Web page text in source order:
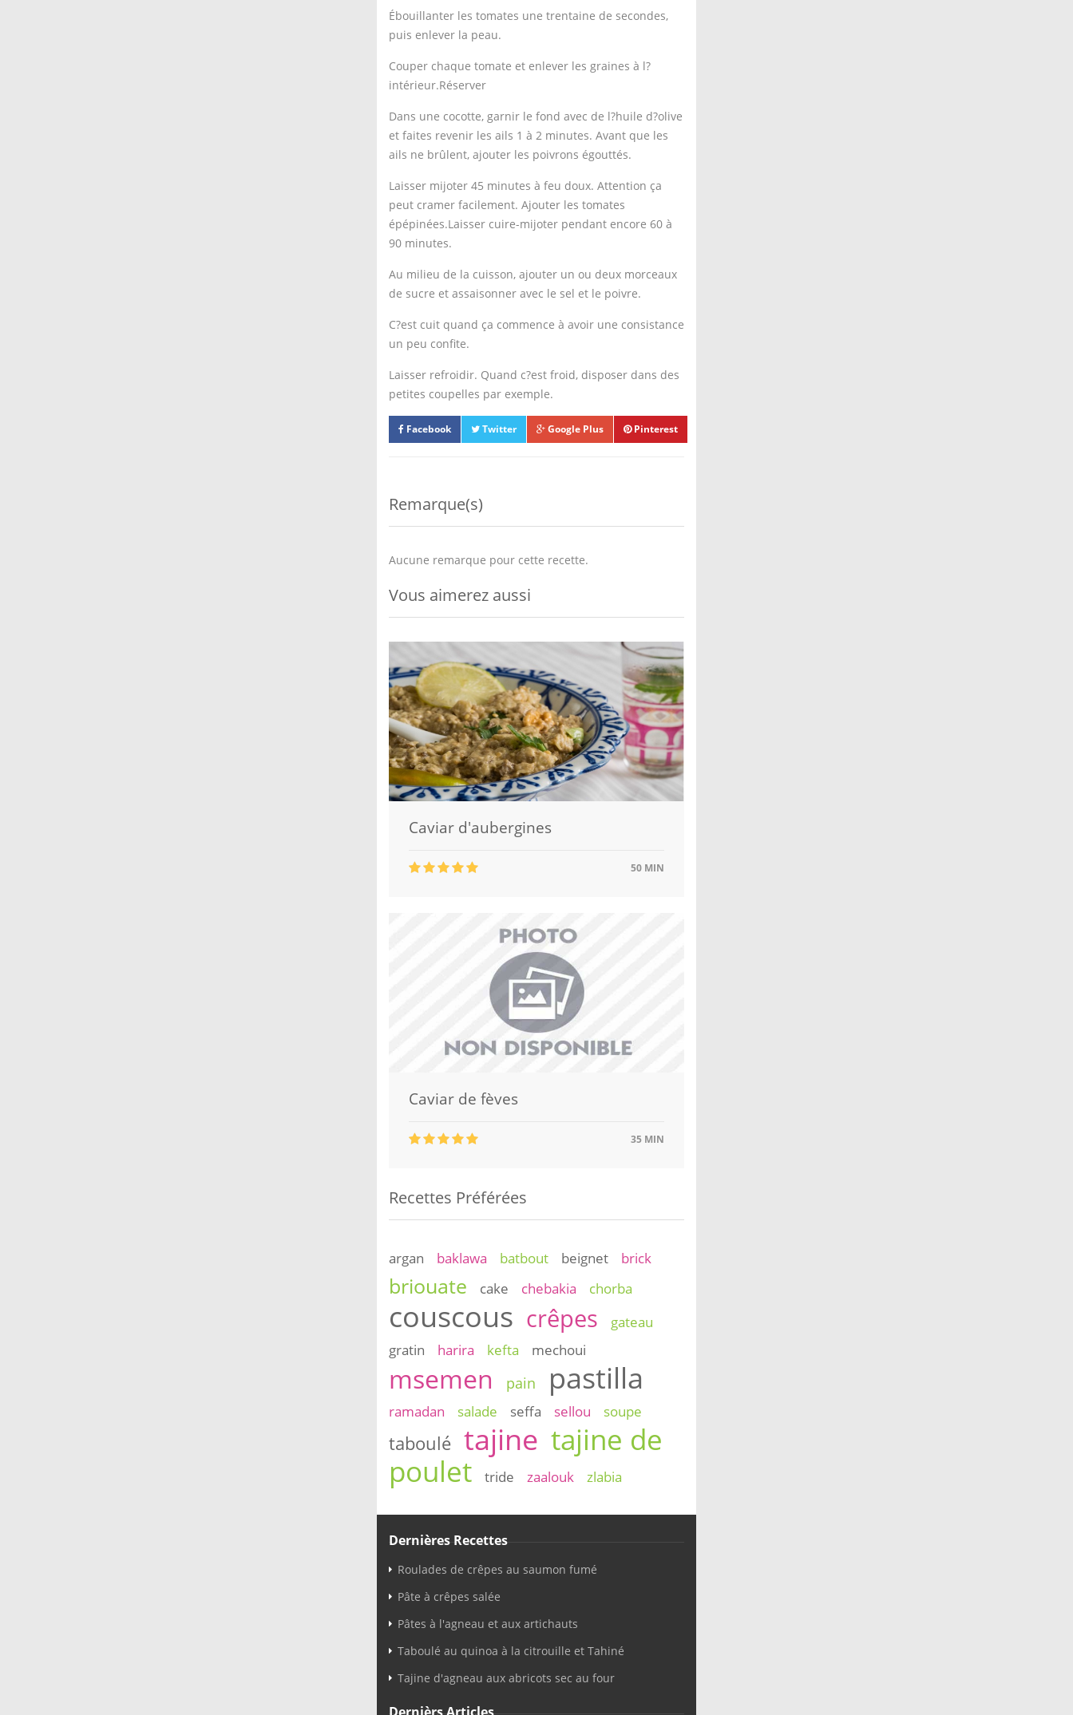
Ébouillanter les tomates une trentaine de secondes,
puis enlever la peau.
Couper chaque tomate et enlever les graines à l?
intérieur.Réserver
Dans une cocotte, garnir le fond avec de l?huile d?olive
et faites revenir les ails 1 à 2 minutes. Avant que les
ails ne brûlent, ajouter les poivrons égouttés.
Laisser mijoter 45 minutes à feu doux. Attention ça
peut cramer facilement. Ajouter les tomates
épépinées.Laisser cuire-mijoter pendant encore 60 à
90 minutes.
Au milieu de la cuisson, ajouter un ou deux morceaux
de sucre et assaisonner avec le sel et le poivre.
C?est cuit quand ça commence à avoir une consistance
un peu confite.
Laisser refroidir. Quand c?est froid, disposer dans des
petites coupelles par exemple.
Facebook Twitter Google Plus Pinterest
Remarque(s)
Aucune remarque pour cette recette.
Vous aimerez aussi
Caviar d'aubergines
50 MIN
Caviar de fèves
35 MIN
Recettes Préférées
argan baklawa batbout beignet brick
briouate cake chebakia chorba
couscous crêpes
gateau
gratin
harira kefta mechoui
msemen pain pastilla
ramadan salade seffa sellou soupe
taboulé tajine tajine de
poulet
tride zaalouk zlabia
Dernières Recettes
Roulades de crêpes au saumon fumé
Pâte à crêpes salée
Pâtes à l'agneau et aux artichauts
Taboulé au quinoa à la citrouille et Tahiné
Tajine d'agneau aux abricots sec au four